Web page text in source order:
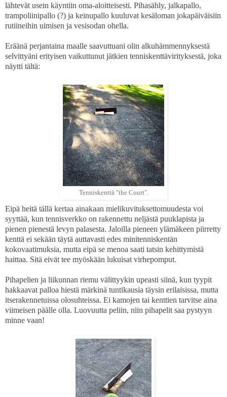
lähtevät usein käyntiin oma-aloitteisesti. Pihasähly, jalkapallo,
trampoliinipallo (?) ja keinupallo kuuluvat kesäloman jokapäiväisiin
rutiineihin uimisen ja vesisodan ohella.
Eräänä perjantaina maalle saavuttuani olin alkuhämmennyksestä
selvittyäni erityisen vaikuttunut jätkien tenniskenttävirityksestä, joka
näytti tältä:
Tenniskenttä "the Court".
Eipä heitä tällä kertaa ainakaan mielikuvituksettomuudesta voi
syyttää, kun tennisverkko on rakennettu neljästä puuklapista ja
pienen pienestä levyn palasesta. Jaloilla pieneen ylämäkeen piirretty
kenttä ei sekään täytä auttavasti edes minitenniskentän
kokovaatimuksia, mutta eipä se menoa saati tatsin kehittymistä
haittaa. Sitä eivät tee myöskään lukuisat virhepomput.
Pihapelien ja liikunnan riemu välittyykin upeasti siinä, kun tyypit
hakkaavat palloa hiestä märkinä tuntikausia täysin erilaisissa, mutta
itserakennetuissa olosuhteissa. Ei kamojen tai kenttien tarvitse aina
viimeisen päälle olla. Luovuutta peliin, niin pihapelit saa pystyyn
minne vaan!